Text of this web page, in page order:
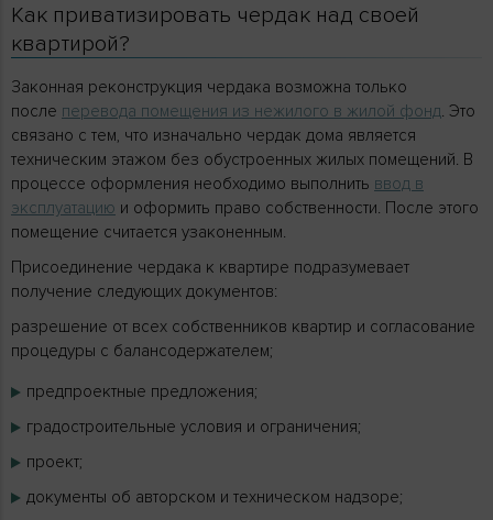
Как приватизировать чердак над своей
квартирой?
Законная реконструкция чердака возможна только
после перевода помещения из нежилого в жилой фонд. Это
связано с тем, что изначально чердак дома является
техническим этажом без обустроенных жилых помещений. В
процессе оформления необходимо выполнить ввод в
эксплуатацию и оформить право собственности. После этого
помещение считается узаконенным.
Присоединение чердака к квартире подразумевает
получение следующих документов:
разрешение от всех собственников квартир и согласование
процедуры с балансодержателем;
предпроектные предложения;
градостроительные условия и ограничения;
проект;
документы об авторском и техническом надзоре;